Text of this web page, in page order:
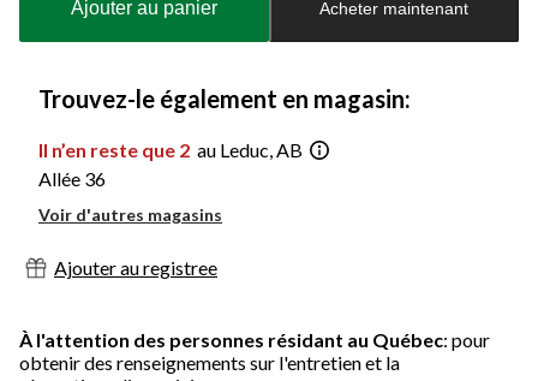
à
Ajouter au panier Acheter maintenant
Trouvez-le également en magasin:
Il n’en reste que 2 au Leduc, AB
Allée 36
Voir d'autres magasins
Ajouter au registree
À l'attention des personnes résidant au Québec: pour
obtenir des renseignements sur l'entretien et la